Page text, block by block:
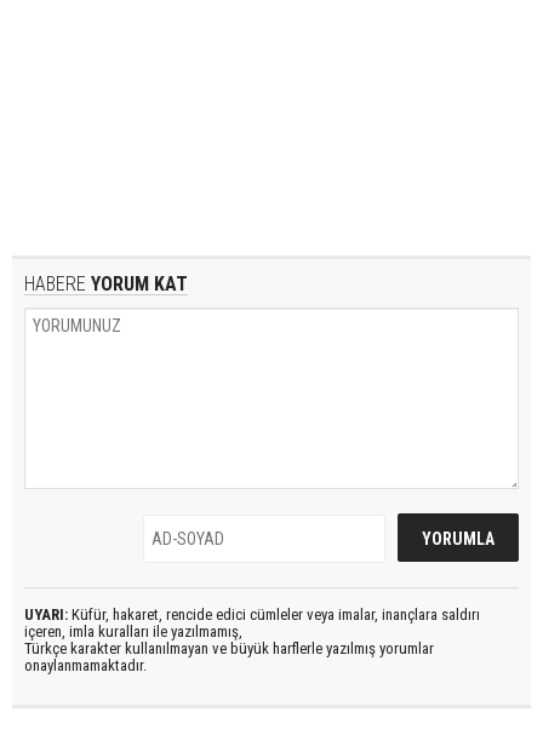
HABERE YORUM KAT
UYARI: Küfür, hakaret, rencide edici cümleler veya imalar, inançlara saldırı
içeren, imla kuralları ile yazılmamış,
Türkçe karakter kullanılmayan ve büyük harflerle yazılmış yorumlar
onaylanmamaktadır.